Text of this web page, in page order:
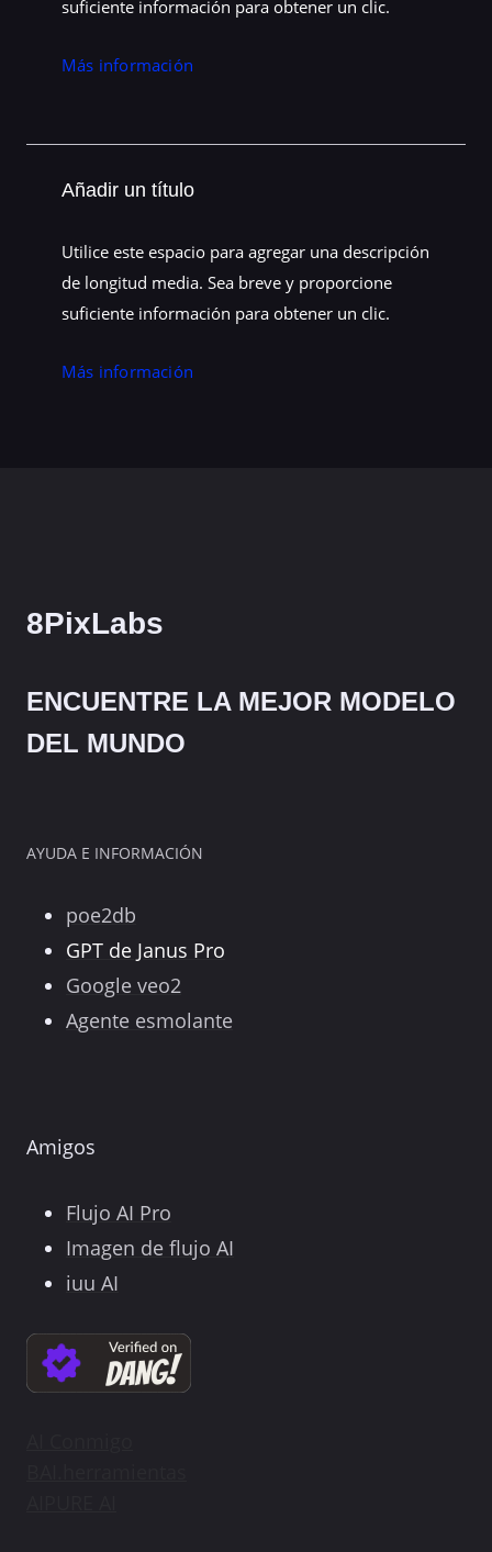
suficiente información para obtener un clic.
Más información
Añadir un título
Utilice este espacio para agregar una descripción
de longitud media. Sea breve y proporcione
suficiente información para obtener un clic.
Más información
8PixLabs
ENCUENTRE LA MEJOR MODELO
DEL MUNDO
AYUDA E INFORMACIÓN
poe2db
GPT de Janus Pro
Google veo2
Agente esmolante
Amigos
Flujo AI Pro
Imagen de flujo AI
iuu AI